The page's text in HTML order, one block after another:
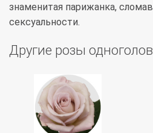
знаменитая парижанка,
сексуальности.
Другие розы